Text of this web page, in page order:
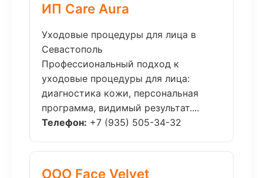
ИП Care Aura
Уходовые процедуры для лица в
Севастополь
Профессиональный подход к
уходовые процедуры для лица:
диагностика кожи, персональная
программа, видимый результат....
Телефон: +7 (935) 505-34-32
ООО Face Velvet